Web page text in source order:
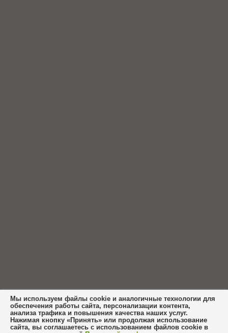
Мы используем файлы cookie и аналогичные технологии для
обеспечения работы сайта, персонализации контента,
анализа трафика и повышения качества наших услуг.
Нажимая кнопку «Принять» или продолжая использование
сайта, вы соглашаетесь с использованием файлов cookie в